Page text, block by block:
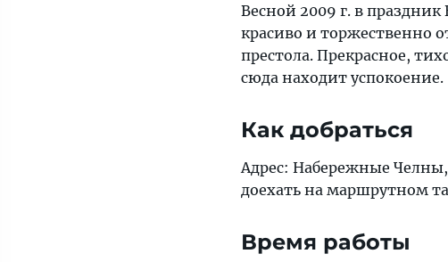
Весной 2009 г. в
красиво и торжественно
престола. Прекрасное,
сюда находит успокоение.
Как добраться
Адрес: Набережные
доехать на маршрутном
Время работы